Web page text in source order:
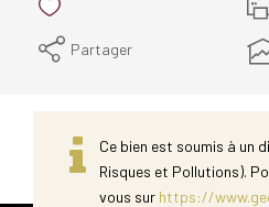
Partager
Ce bien est soumis à un
Risques et Pollutions).
vous sur https://